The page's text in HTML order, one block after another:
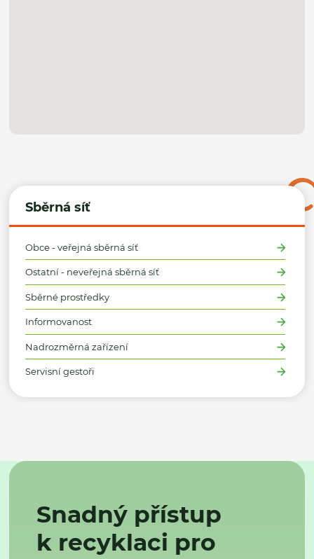
Sběrná síť
Obce - veřejná sběrná síť
Ostatní - neveřejná sběrná síť
Sběrné prostředky
Informovanost
Nadrozměrná zařízení
Servisní gestoři
Snadný přístup
k recyklaci pro